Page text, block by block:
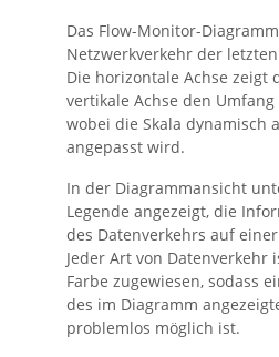
Das Flow-Monitor-
Netzwerkverkehr der
Die horizontale Achse zeigt
vertikale Achse den
wobei die Skala dynamisch
angepasst wird.
In der Diagrammansicht
Legende angezeigt, die
des Datenverkehrs auf
Jeder Art von Datenverkehr
Farbe zugewiesen, sodass
des im Diagramm
problemlos möglich ist.